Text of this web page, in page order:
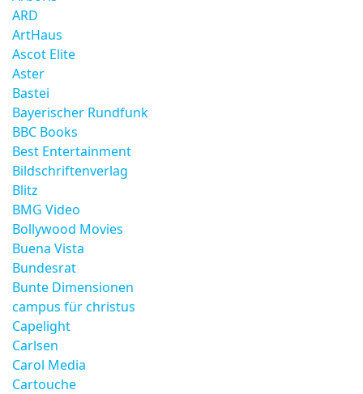
ARD
ArtHaus
Ascot Elite
Aster
Bastei
Bayerischer Rundfunk
BBC Books
Best Entertainment
Bildschriftenverlag
Blitz
BMG Video
Bollywood Movies
Buena Vista
Bundesrat
Bunte Dimensionen
campus für christus
Capelight
Carlsen
Carol Media
Cartouche